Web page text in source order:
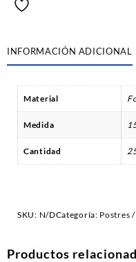
INFORMACIÓN ADICIONAL
Material
Medida
Cantidad
SKU: N/DCategoría: Postres
Productos